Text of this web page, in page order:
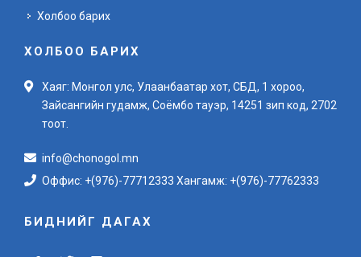
Холбоо барих
ХОЛБОО БАРИХ
Хаяг: Монгол улс, Улаанбаатар хот, СБД, 1 хороо,
Зайсангийн гудамж, Соёмбо тауэр, 14251 зип код, 2702
тоот.
info@chonogol.mn
Оффис: +(976)-77712333 Хангамж: +(976)-77762333
БИДНИЙГ ДАГАХ